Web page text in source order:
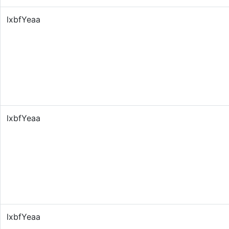
lxbfYeaa
lxbfYeaa
lxbfYeaa